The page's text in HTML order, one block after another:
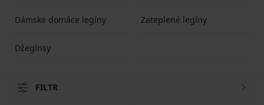
Dámske domáce legíny Zateplené legíny
Džegínsy
FILTR